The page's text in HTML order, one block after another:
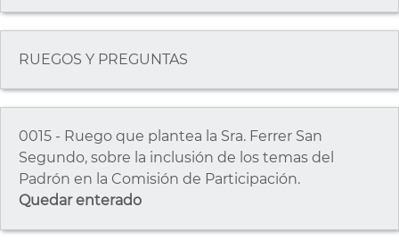
RUEGOS Y PREGUNTAS
0015 - Ruego que plantea la Sra. Ferrer San
Segundo, sobre la inclusión de los temas del
Padrón en la Comisión de Participación.
Quedar enterado